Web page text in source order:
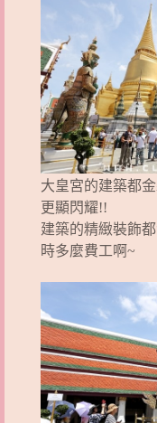
大皇宮的建築都
更顯閃耀!!
建築的精緻裝飾
時多麼費工啊~